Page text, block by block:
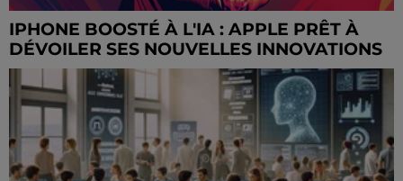
IPHONE BOOSTÉ À L'IA : APPLE PRÊT À
DÉVOILER SES NOUVELLES INNOVATIONS